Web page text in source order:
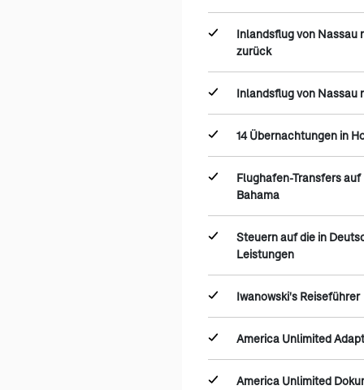
Inlandsflug von Nassau
zurück
Inlandsflug von Nassau
14 Übernachtungen in
Flughafen-Transfers auf
Bahama
Steuern auf die in
Leistungen
Iwanowski's Reiseführer
America Unlimited
America Unlimited